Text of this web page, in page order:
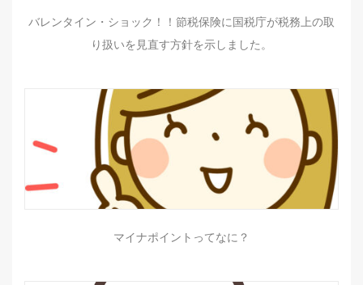
バレンタイン・ショック！！節税保険に国税庁が税務上の取
り扱いを見直す方針を示しました。
マイナポイントってなに？